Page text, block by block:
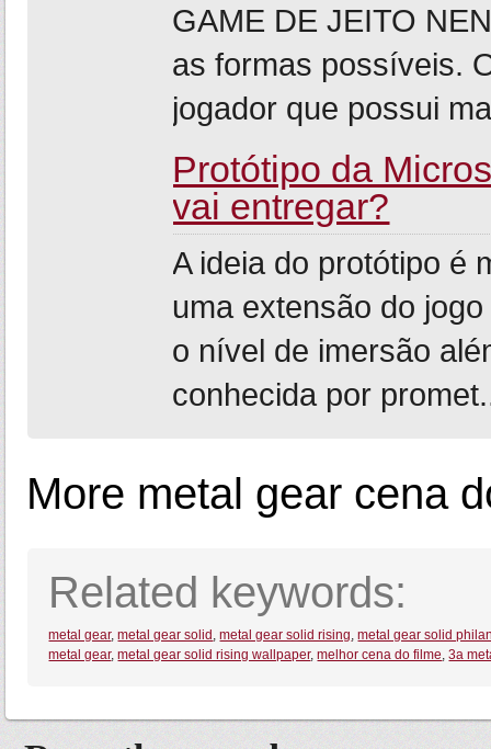
GAME DE JEITO
as formas possíveis.
jogador que possui
Protótipo da
vai entregar?
A ideia do protótipo é
uma extensão do
o nível de imersão
conhecida por
More metal gear cena
Related keywords:
metal gear,metal gear solid ,metal gear solid rising,metal gear solid
metal gear,metal gear solid rising wallpaper,melhor cena do filme,3a